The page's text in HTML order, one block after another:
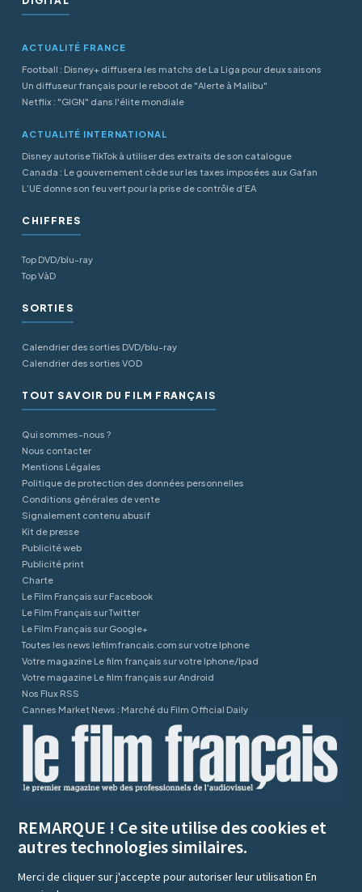
ACTUALITÉ FRANCE
Football : Disney+ diffusera les matchs de La Liga pour deux saisons
Un diffuseur français pour le reboot de "Alerte à Malibu"
Netflix : "GIGN" dans l'élite mondiale
ACTUALITÉ INTERNATIONAL
Disney autorise TikTok à utiliser des extraits de son catalogue
Canada : Le gouvernement cède sur les taxes imposées aux Gafan
L’UE donne son feu vert pour la prise de contrôle d’EA
CHIFFRES
Top DVD/blu-ray
Top VàD
SORTIES
Calendrier des sorties DVD/blu-ray
Calendrier des sorties VOD
TOUT SAVOIR DU FILM FRANÇAIS
Qui sommes-nous ?
Nous contacter
Mentions Légales
Politique de protection des données personnelles
Conditions générales de vente
Signalement contenu abusif
Kit de presse
Publicité web
Publicité print
Charte
Le Film Français sur Facebook
Le Film Français sur Twitter
Le Film Français sur Google+
Toutes les news lefilmfrancais.com sur votre Iphone
Votre magazine Le film français sur votre Iphone/Ipad
Votre magazine Le film français sur Android
Nos Flux RSS
Cannes Market News : Marché du Film Official Daily
REMARQUE ! Ce site utilise des cookies et
autres technologies similaires.
Merci de cliquer sur j'accepte pour autoriser leur utilisationEn